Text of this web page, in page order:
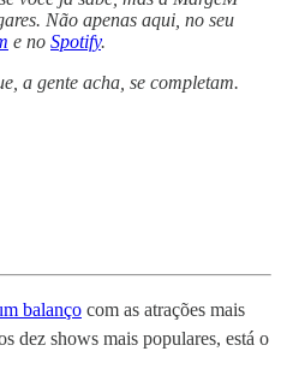
Não apenas aqui, no seu
e no Spotify.
a gente acha, se completam.
balanço com as atrações mais
dez shows mais populares, está o